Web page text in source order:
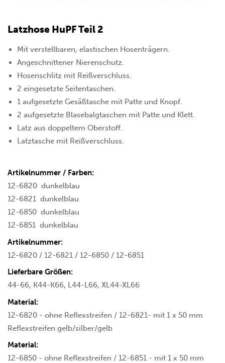
Latzhose HuPF Teil 2
Mit verstellbaren, elastischen Hosenträgern.
Angeschnittener Nierenschutz.
Hosenschlitz mit Reißverschluss.
2 eingesetzte Seitentaschen.
1 aufgesetzte Gesäßtasche mit Patte und Knopf.
2 aufgesetzte Blasebalgtaschen mit Patte und Klett.
Latz aus doppeltem Oberstoff.
Latztasche mit Reißverschluss.
Artikelnummer / Farben:
12-6820 dunkelblau
12-6821 dunkelblau
12-6850 dunkelblau
12-6851 dunkelblau
Artikelnummer:
12-6820 / 12-6821 / 12-6850 / 12-6851
Lieferbare Größen:
44-66, K44-K66, L44-L66, XL44-XL66
Material:
12-6820 - ohne Reflexstreifen / 12-6821- mit 1 x 50 mm
Reflexstreifen gelb/silber/gelb
Material:
12-6850 - ohne Reflexstreifen / 12-6851 - mit 1 x 50 mm